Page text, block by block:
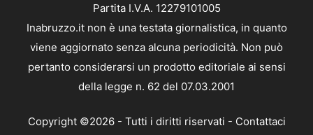
Partita I.V.A. 12279101005
Inabruzzo.it non è una testata giornalistica, in quanto
viene aggiornato senza alcuna periodicità. Non può
pertanto considerarsi un prodotto editoriale ai sensi
della legge n. 62 del 07.03.2001
Copyright ©2026 - Tutti i diritti riservati - Contattaci